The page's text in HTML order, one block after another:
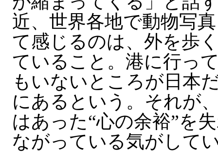
近、世界各地で動物写
て感じるのは、外を歩
ていること。港に行っ
もいないところが日本
にあるという。それが
はあった“心の余裕”を
ながっている気がして